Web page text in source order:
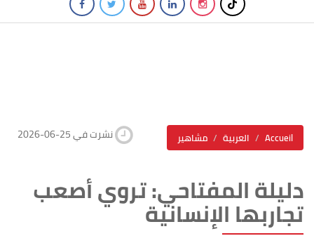
مشاهير العربية Accueil 2026-06-25 نشرت في
دليلة المفتاحي: تروي أصعب
تجاربها الإنسانية